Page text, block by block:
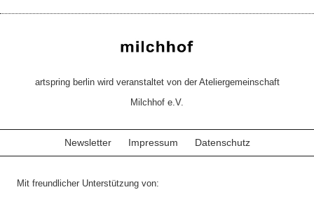
artspring berlin wird veranstaltet von der Ateliergemeinschaft
Milchhof e.V.
Newsletter Impressum Datenschutz
Mit freundlicher Unterstützung von: